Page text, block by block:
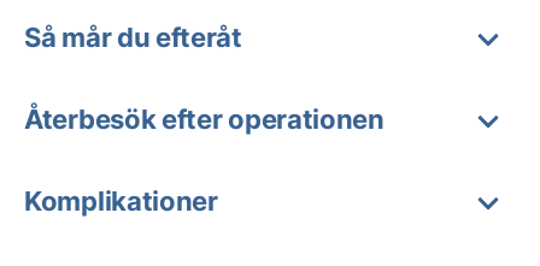
Så mår du efteråt
Återbesök efter operationen
Komplikationer